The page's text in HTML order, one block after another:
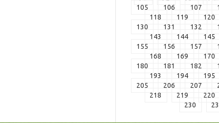
105
106 107
118
119
120
130
131 132
143
144
145
155
156 157
168
169
170
180
181 182
193
194
195
205
206 207
218
219
220
230